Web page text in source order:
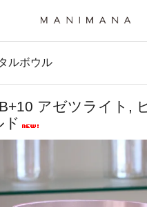
ルボウル
アゼツライト,
ド